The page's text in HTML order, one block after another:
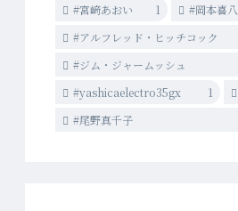
#宮﨑あおい
1 #岡本喜八
#アルフレッド・ヒッチコック
#ジム・ジャームッシュ
#yashicaelectro35gx
1
#尾野真千子